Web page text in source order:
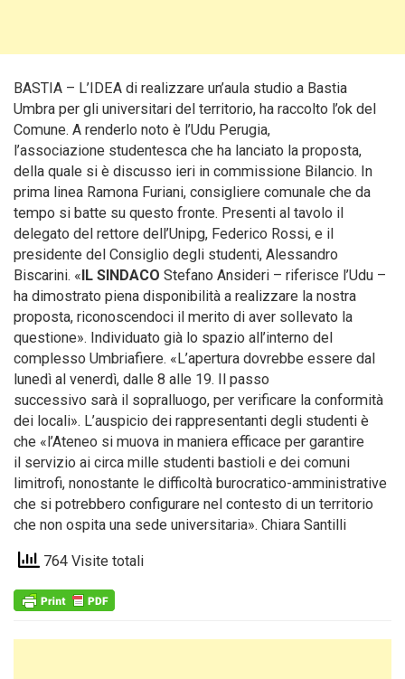
BASTIA – L’IDEA di realizzare un’aula studio a Bastia
Umbra per gli universitari del territorio, ha raccolto l’ok del
Comune. A renderlo noto è l’Udu Perugia,
l’associazione studentesca che ha lanciato la proposta,
della quale si è discusso ieri in commissione Bilancio. In
prima linea Ramona Furiani, consigliere comunale che da
tempo si batte su questo fronte. Presenti al tavolo il
delegato del rettore dell’Unipg, Federico Rossi, e il
presidente del Consiglio degli studenti, Alessandro
Biscarini. «IL SINDACO Stefano Ansideri – riferisce l’Udu –
ha dimostrato piena disponibilità a realizzare la nostra
proposta, riconoscendoci il merito di aver sollevato la
questione». Individuato già lo spazio all’interno del
complesso Umbriafiere. «L’apertura dovrebbe essere dal
lunedì al venerdì, dalle 8 alle 19. Il passo
successivo sarà il sopralluogo, per verificare la conformità
dei locali». L’auspicio dei rappresentanti degli studenti è
che «l’Ateneo si muova in maniera efficace per garantire
il servizio ai circa mille studenti bastioli e dei comuni
limitrofi, nonostante le difficoltà burocratico-amministrative
che si potrebbero configurare nel contesto di un territorio
che non ospita una sede universitaria». Chiara Santilli
764 Visite totali